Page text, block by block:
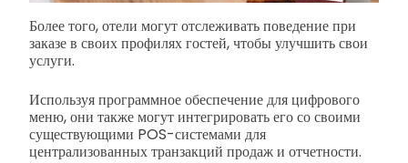
Более того, отели могут отслеживать поведение при
заказе в своих профилях гостей, чтобы улучшить свои
услуги.
Используя программное обеспечение для цифрового
меню, они также могут интегрировать его со своими
существующими POS-системами для
централизованных транзакций продаж и отчетности.